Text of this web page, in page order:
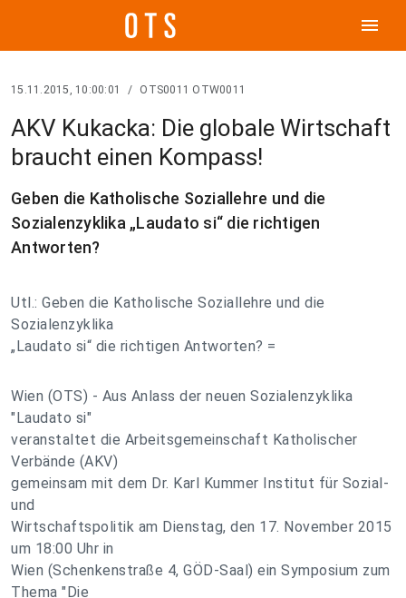
menu
15.11.2015, 10:00:01 / OTS0011 OTW0011
AKV Kukacka: Die globale Wirtschaft
braucht einen Kompass!
Geben die Katholische Soziallehre und die
Sozialenzyklika „Laudato si“ die richtigen
Antworten?
Utl.: Geben die Katholische Soziallehre und die
Sozialenzyklika
„Laudato si“ die richtigen Antworten? =
Wien (OTS) - Aus Anlass der neuen Sozialenzyklika
"Laudato si"
veranstaltet die Arbeitsgemeinschaft Katholischer
Verbände (AKV)
gemeinsam mit dem Dr. Karl Kummer Institut für Sozial-
und
Wirtschaftspolitik am Dienstag, den 17. November 2015
um 18:00 Uhr in
Wien (Schenkenstraße 4, GÖD-Saal) ein Symposium zum
Thema "Die